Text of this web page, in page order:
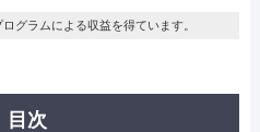
グラムによる収益を得ています。
目次